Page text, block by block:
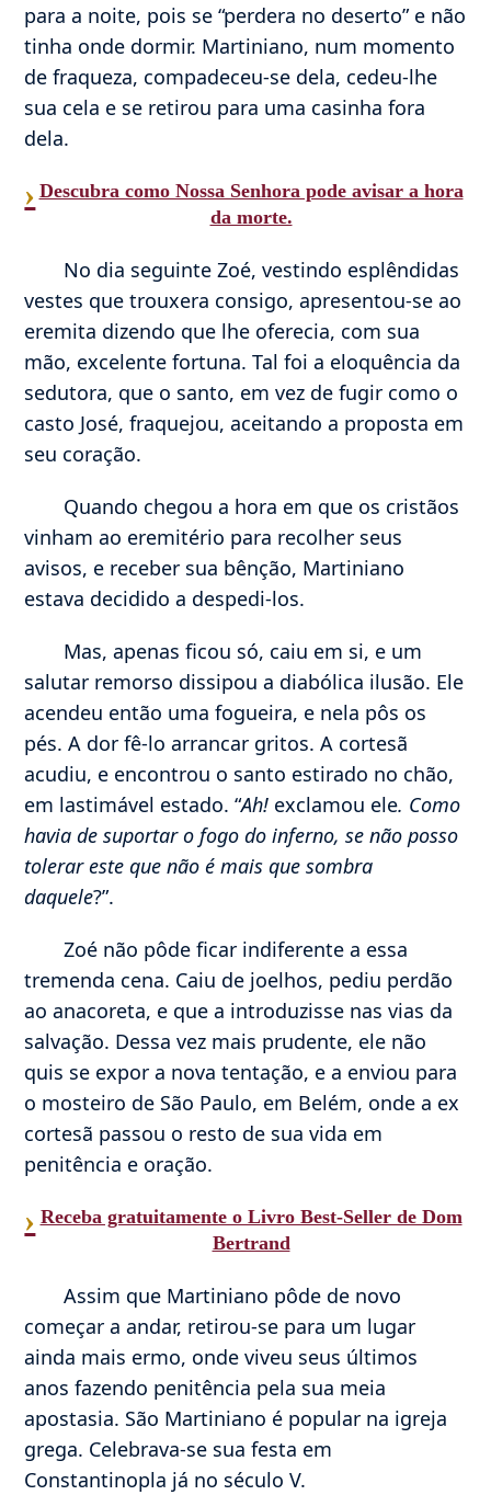
para a noite, pois se “perdera no deserto” e não
tinha onde dormir. Martiniano, num momento
de fraqueza, compadeceu-se dela, cedeu-lhe
sua cela e se retirou para uma casinha fora
dela.
› Descubra como Nossa Senhora pode avisar a hora
da morte.
No dia seguinte Zoé, vestindo esplêndidas
vestes que trouxera consigo, apresentou-se ao
eremita dizendo que lhe oferecia, com sua
mão, excelente fortuna. Tal foi a eloquência da
sedutora, que o santo, em vez de fugir como o
casto José, fraquejou, aceitando a proposta em
seu coração.
Quando chegou a hora em que os cristãos
vinham ao eremitério para recolher seus
avisos, e receber sua bênção, Martiniano
estava decidido a despedi-los.
Mas, apenas ficou só, caiu em si, e um
salutar remorso dissipou a diabólica ilusão. Ele
acendeu então uma fogueira, e nela pôs os
pés. A dor fê-lo arrancar gritos. A cortesã
acudiu, e encontrou o santo estirado no chão,
em lastimável estado. “Ah! exclamou ele. Como
havia de suportar o fogo do inferno, se não posso
tolerar este que não é mais que sombra
daquele?”.
Zoé não pôde ficar indiferente a essa
tremenda cena. Caiu de joelhos, pediu perdão
ao anacoreta, e que a introduzisse nas vias da
salvação. Dessa vez mais prudente, ele não
quis se expor a nova tentação, e a enviou para
o mosteiro de São Paulo, em Belém, onde a ex
cortesã passou o resto de sua vida em
penitência e oração.
› Receba gratuitamente o Livro Best-Seller de Dom
Bertrand
Assim que Martiniano pôde de novo
começar a andar, retirou-se para um lugar
ainda mais ermo, onde viveu seus últimos
anos fazendo penitência pela sua meia
apostasia. São Martiniano é popular na igreja
grega. Celebrava-se sua festa em
Constantinopla já no século V.